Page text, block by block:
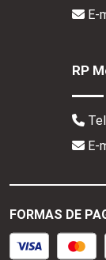
E-
RP
E-
FORMAS DE